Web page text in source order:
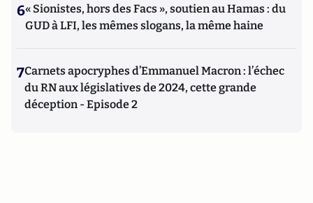
6« Sionistes, hors des Facs », soutien au Hamas : du
GUD à LFI, les mêmes slogans, la même haine
7Carnets apocryphes d’Emmanuel Macron : l’échec
du RN aux législatives de 2024, cette grande
déception - Episode 2